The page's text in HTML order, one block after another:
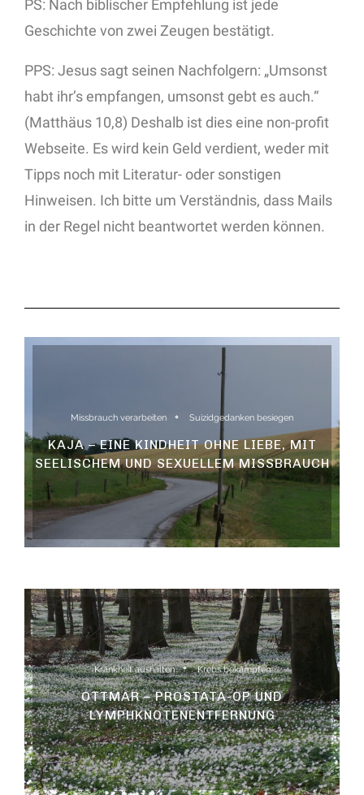
PS: Nach biblischer Empfehlung ist jede
Geschichte von zwei Zeugen bestätigt.
PPS: Jesus sagt seinen Nachfolgern: „Umsonst
habt ihr’s empfangen, umsonst gebt es auch.“
(Matthäus 10,8) Deshalb ist dies eine non-profit
Webseite. Es wird kein Geld verdient, weder mit
Tipps noch mit Literatur- oder sonstigen
Hinweisen. Ich bitte um Verständnis, dass Mails
in der Regel nicht beantwortet werden können.
Missbrauch verarbeiten Suizidgedanken besiegen
KAJA – EINE KINDHEIT OHNE LIEBE, MIT
SEELISCHEM UND SEXUELLEM MISSBRAUCH
Krankheit aushalten Krebs bekämpfen
OTTMAR – PROSTATA-OP UND
LYMPHKNOTENENTFERNUNG